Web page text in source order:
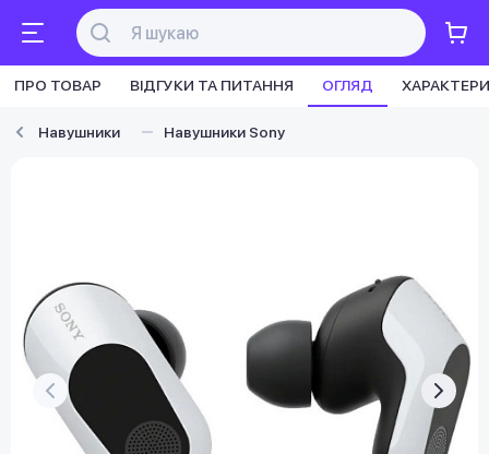
ПРО ТОВАР ВІДГУКИ ТА ПИТАННЯ ОГЛЯД
Навушники Навушники Sony